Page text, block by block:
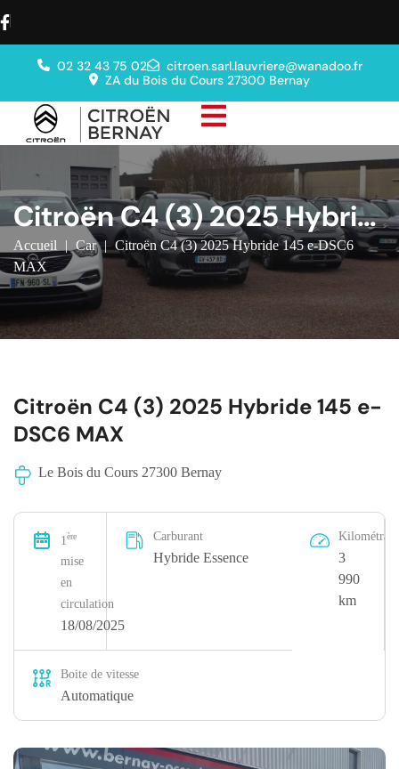
02 32 43 75 02
citroen.sarl.lauvriere@wanadoo.fr
ZA du Bois du Cours 27300 Bernay
Citroën C4 (3) 2025 Hybrid
e 145 e-DSC6 MAX
Accueil | Car | Citroën C4 (3) 2025 Hybride 145 e-DSC6
MAX
Citroën C4 (3) 2025 Hybride 145 e-
DSC6 MAX
Le Bois du Cours 27300 Bernay
1ère
mise
en
circulation
18/08/2025
Carburant
Hybride Essence
3
990
km
Boite de vitesse
Automatique